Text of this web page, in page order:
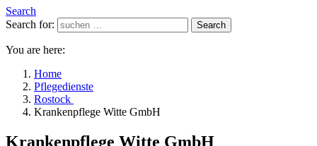
Search
Search for:
Search
You are here:
Home
Pflegedienste
Rostock
Krankenpflege Witte GmbH
Krankenpflege Witte GmbH